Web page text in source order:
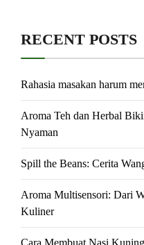
RECENT POSTS
Rahasia masakan harum
Aroma Teh dan Herbal
Nyaman
Spill the Beans: Cerita
Aroma Multisensori: Dari
Kuliner
Cara Membuat Nasi